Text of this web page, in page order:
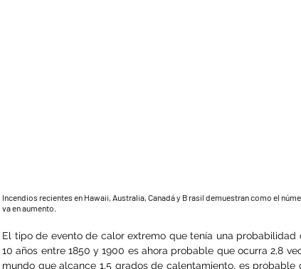
Incendios recientes en Hawaii, Australia, Canadá y Brasil demuestran como el
va en aumento.
El tipo de evento de calor extremo que tenía una probabilidad
10 años entre 1850 y 1900 es ahora probable que ocurra 2,8
mundo que alcance 1,5 grados de calentamiento, es probable